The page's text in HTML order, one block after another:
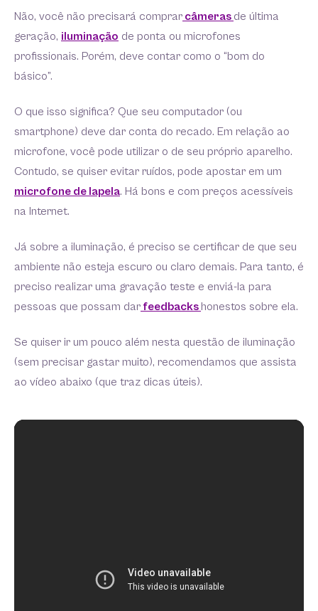
Não, você não precisará comprar câmeras de última
geração, iluminação de ponta ou microfones
profissionais. Porém, deve contar como o “bom do
básico”.
O que isso significa? Que seu computador (ou
smartphone) deve dar conta do recado. Em relação ao
microfone, você pode utilizar o de seu próprio aparelho.
Contudo, se quiser evitar ruídos, pode apostar em um
microfone de lapela. Há bons e com preços acessíveis
na Internet.
Já sobre a iluminação, é preciso se certificar de que seu
ambiente não esteja escuro ou claro demais. Para tanto, é
preciso realizar uma gravação teste e enviá-la para
pessoas que possam dar feedbacks honestos sobre ela.
Se quiser ir um pouco além nesta questão de iluminação
(sem precisar gastar muito), recomendamos que assista
ao vídeo abaixo (que traz dicas úteis).